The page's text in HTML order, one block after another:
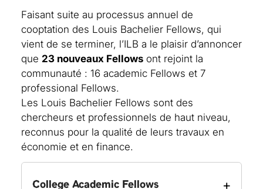
Faisant suite au processus annuel de
cooptation des Louis Bachelier Fellows, qui
vient de se terminer, l’ILB a le plaisir d’annoncer
que 23 nouveaux Fellowsont rejoint la
communauté : 16 academic Fellows et 7
professional Fellows.
Les Louis Bachelier Fellows sont des
chercheurs et professionnels de haut niveau,
reconnus pour la qualité de leurs travaux en
économie et en finance.
+
College Academic Fellows